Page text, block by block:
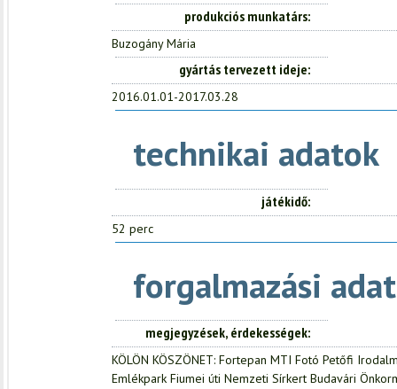
produkciós munkatárs
Buzogány Mária
gyártás tervezett ideje
2016.01.01-2017.03.28
technikai adatok
játékidő
52 perc
forgalmazási
megjegyzések, érdekességek
KÖLÖN KÖSZÖNET: Fortepan MTI Fotó Petőfi
Emlékpark Fiumei úti Nemzeti Sírkert Budavári